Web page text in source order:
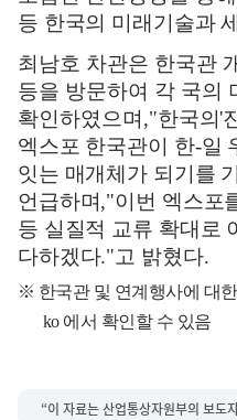
등 한국의 미래기술과
최남호 차관은 한국관
등을 방문하여 각 국의
확인하였으며 ,"한국의'
엑스포 한국관이 한-일
잇는 매개체가 되기를
언급하며,"이번 엑스포
등 실질적 교류 확대로
다하겠다."고 밝혔다.
※ 한국관 및 연계행사에 대
ko 에서 확인할 수 있음
“이 자료는 산업통상자원부의 보도